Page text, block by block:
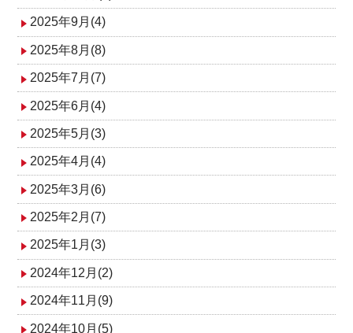
2025年9月(4)
2025年8月(8)
2025年7月(7)
2025年6月(4)
2025年5月(3)
2025年4月(4)
2025年3月(6)
2025年2月(7)
2025年1月(3)
2024年12月(2)
2024年11月(9)
2024年10月(5)